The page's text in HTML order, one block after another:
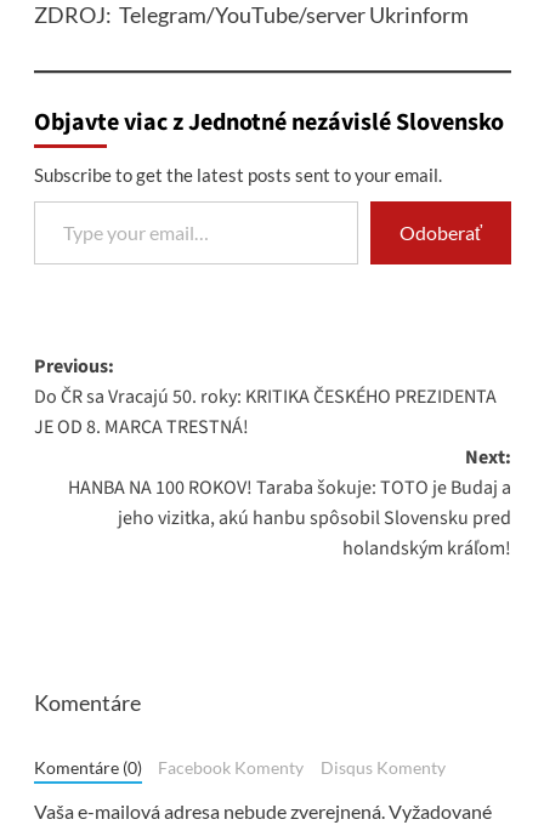
ZDROJ: Telegram/YouTube/server Ukrinform
Objavte viac z Jednotné nezávislé Slovensko
Subscribe to get the latest posts sent to your email.
Type your email…
Odoberať
Post
navigation
Previous:
Do ČR sa Vracajú 50. roky: KRITIKA ČESKÉHO PREZIDENTA
JE OD 8. MARCA TRESTNÁ!
Next:
HANBA NA 100 ROKOV! Taraba šokuje: TOTO je Budaj a
jeho vizitka, akú hanbu spôsobil Slovensku pred
holandským kráľom!
Komentáre
Komentáre (0) Facebook Komenty Disqus Komenty
Vaša e-mailová adresa nebude zverejnená.Vyžadované